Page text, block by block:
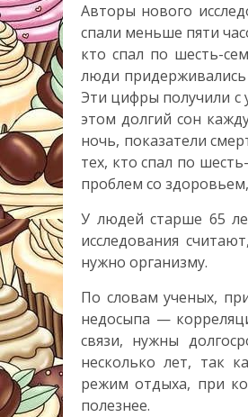
Авторы нового
спали меньше пяти
кто спал по шесть-
люди придерживались
Эти цифры получили с
этом долгий сон
ночь, показатели
тех, кто спал по
проблем со
У людей старше 65
исследования
нужно организму.
По словам ученых,
недосыпа —
связи, нужны
несколько лет, так
режим отдыха, при
полезнее.